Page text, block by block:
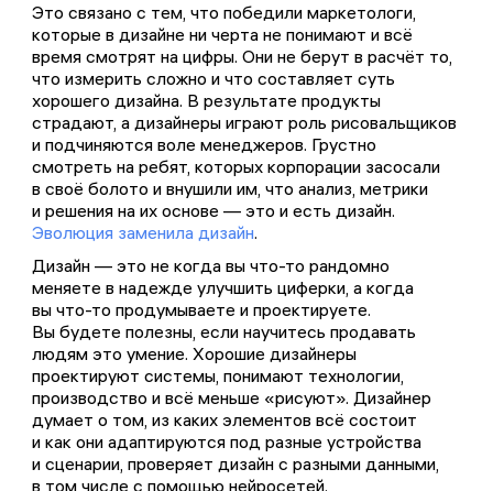
Это связано с тем, что победили маркетологи,
которые в дизайне ни черта не понимают и всё
время смотрят на цифры. Они не берут в расчёт то,
что измерить сложно и что составляет суть
хорошего дизайна. В результате продукты
страдают, а дизайнеры играют роль рисовальщиков
и подчиняются воле менеджеров. Грустно
смотреть на ребят, которых корпорации засосали
в своё болото и внушили им, что анализ, метрики
и решения на их основе — это и есть дизайн.
Эволюция заменила дизайн.
Дизайн — это не когда вы что-то рандомно
меняете в надежде улучшить циферки, а когда
вы что-то продумываете и проектируете.
Вы будете полезны, если научитесь продавать
людям это умение. Хорошие дизайнеры
проектируют системы, понимают технологии,
производство и всё меньше «рисуют». Дизайнер
думает о том, из каких элементов всё состоит
и как они адаптируются под разные устройства
и сценарии, проверяет дизайн с разными данными,
в том числе с помощью нейросетей.